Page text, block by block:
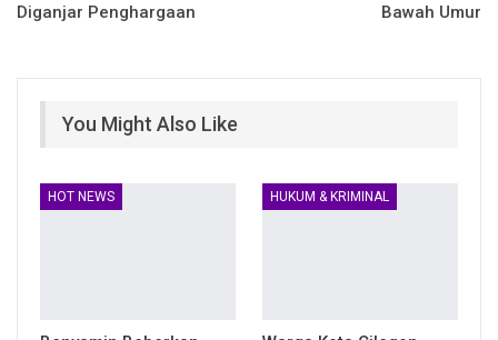
Diganjar Penghargaan
Bawah Umur
You Might Also Like
HOT NEWS HUKUM & KRIMINAL